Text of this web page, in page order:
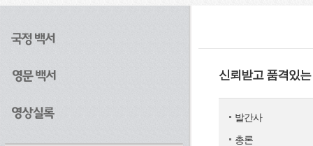
신뢰받고 품격있
발간사
총론